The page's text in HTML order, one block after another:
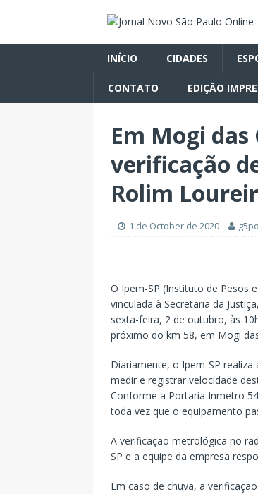
INÍCIO CIDADES
CONTATO EDIÇÃO
Em Mogi
verificação
Rolim
1 de October de 2020
O Ipem-SP (Instituto de Pesos
vinculada à Secretaria da
sexta-feira, 2 de outubro, às
próximo do km 58, em Mogi
Diariamente, o Ipem-SP
medir e registrar velocidade
Conforme a Portaria Inmetro
toda vez que o equipamento
A verificação metrológica no
SP e a equipe da empresa
Em caso de chuva, a